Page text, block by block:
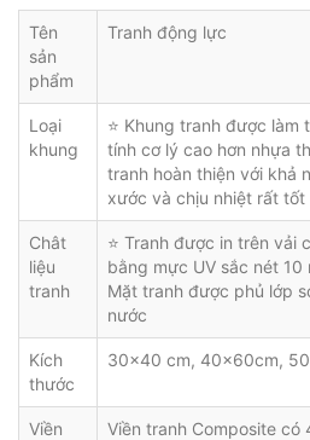
Tên
sản
phẩm
Tranh động lực
Loại
khung
⭐ Khung tranh được
tính cơ lý cao hơn nhựa
tranh hoàn thiện với khả
xước và chịu nhiệt rất tốt
Chât
liệu
tranh
⭐ Tranh được in trên vải
bằng mực UV sắc nét 10
Mặt tranh được phủ lớp
nước
Kích
thước
30x40 cm, 40x60cm,
Viền
Viền tranh Composite có